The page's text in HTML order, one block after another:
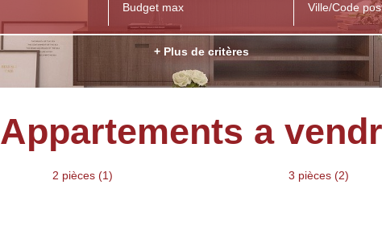
Ville/Code
+ Plus de critères
Appartements a
2 pièces (1) 3 pièces (2)